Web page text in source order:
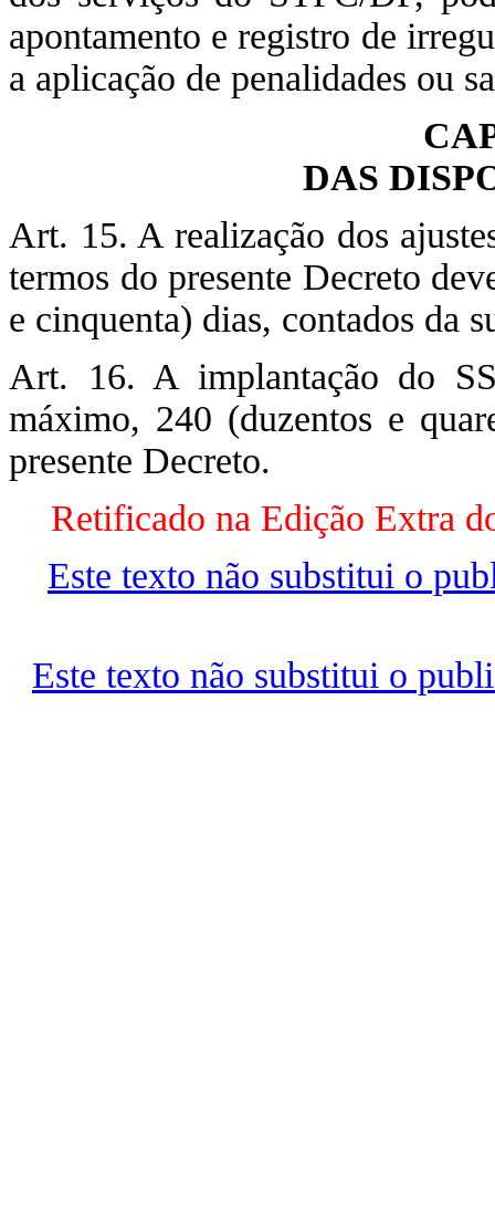
apontamento e registro de
a aplicação de penalidades ou
DAS
Art. 15. A realização dos
termos do presente Decreto
e cinquenta) dias, contados da
Art. 16. A implantação do
máximo, 240 (duzentos e
presente Decreto.
Retificado na Edição Extra
Este texto não substitui o
Este texto não substitui o